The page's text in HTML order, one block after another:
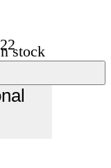
stock